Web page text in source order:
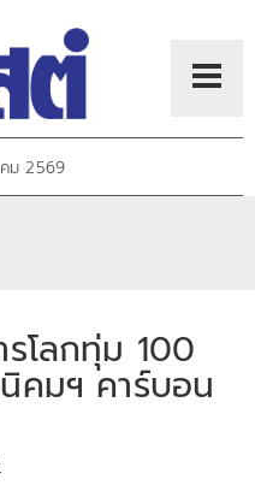
ม 2569
โลกทุ่ม 100
คมฯ คาร์บอน